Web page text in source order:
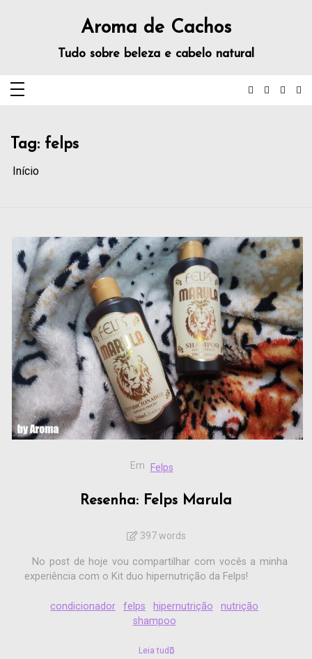
Aroma de Cachos
Tudo sobre beleza e cabelo natural
Tag: felps
Início
Em Felps
Resenha: Felps Marula
397 words
No post de hoje vou compartilhar com vocês a minha
experiência com o Kit duo hipernutrição da Felps!
condicionador felps hipernutrição
nutrição
shampoo
Leia tudo